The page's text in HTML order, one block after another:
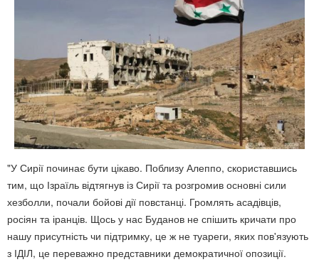
"У Сирії починає бути цікаво. Поблизу Алеппо, скориставшись
тим, що Ізраїль відтягнув із Сирії та розгромив основні сили
хезболли, почали бойові дії повстанці. Громлять асадівців,
росіян та іранців. Щось у нас Буданов не спішить кричати про
нашу присутність чи підтримку, це ж не туареги, яких пов'язують
з ІДІЛ, це переважно представники демократичної опозиції.